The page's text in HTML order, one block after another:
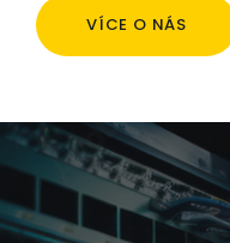
VÍCE O NÁS